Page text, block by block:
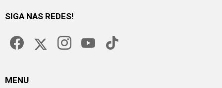
SIGA NAS REDES!
MENU